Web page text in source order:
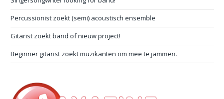
Percussionist zoekt (semi) acoustisch ensemble
Gitarist zoekt band of nieuw project!
Beginner gitarist zoekt muzikanten om mee te jammen.